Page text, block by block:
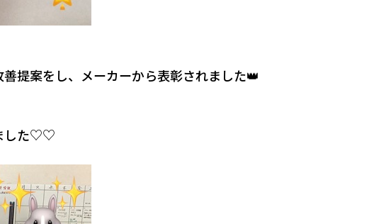
提案をし、 メーカーから表彰されました👑
した♡♡